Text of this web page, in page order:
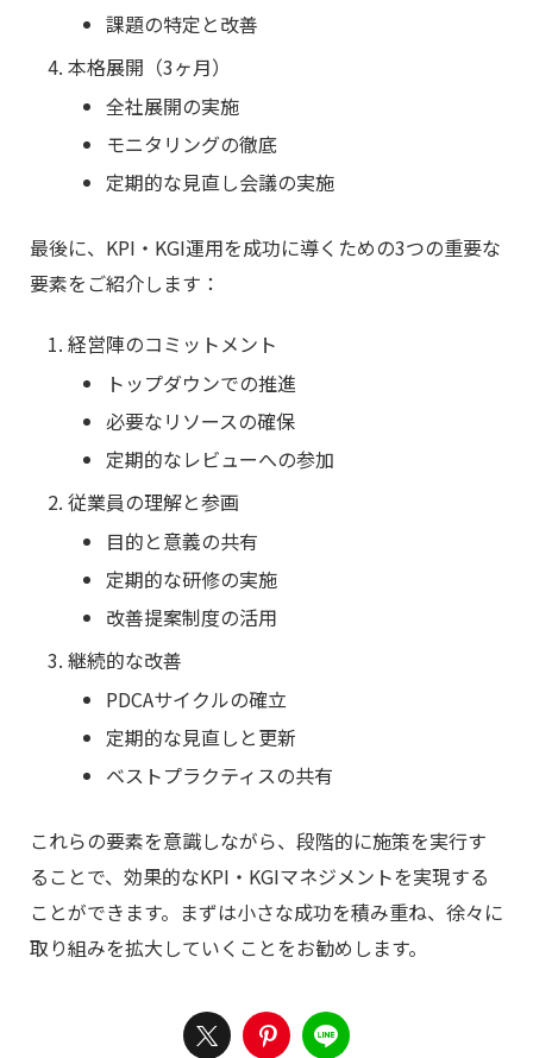
課題の特定と改善
本格展開（3ヶ月）
全社展開の実施
モニタリングの徹底
定期的な見直し会議の実施
最後に、KPI・KGI運用を成功に導くための3つの重要な
要素をご紹介します：
経営陣のコミットメント
トップダウンでの推進
必要なリソースの確保
定期的なレビューへの参加
従業員の理解と参画
目的と意義の共有
定期的な研修の実施
改善提案制度の活用
継続的な改善
PDCAサイクルの確立
定期的な見直しと更新
ベストプラクティスの共有
これらの要素を意識しながら、段階的に施策を実行す
ることで、効果的なKPI・KGIマネジメントを実現する
ことができます。まずは小さな成功を積み重ね、徐々に
取り組みを拡大していくことをお勧めします。